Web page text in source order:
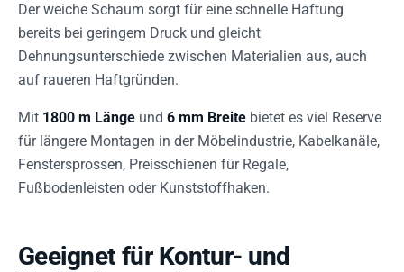
Der weiche Schaum sorgt für eine schnelle Haftung
bereits bei geringem Druck und gleicht
Dehnungsunterschiede zwischen Materialien aus, auch
auf raueren Haftgründen.
Mit 1800 m Länge und 6 mm Breite bietet es viel Reserve
für längere Montagen in der Möbelindustrie, Kabelkanäle,
Fenstersprossen, Preisschienen für Regale,
Fußbodenleisten oder Kunststoffhaken.
Geeignet für Kontur- und